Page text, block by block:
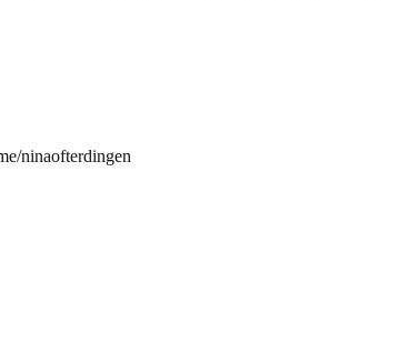
ninaofterdingen